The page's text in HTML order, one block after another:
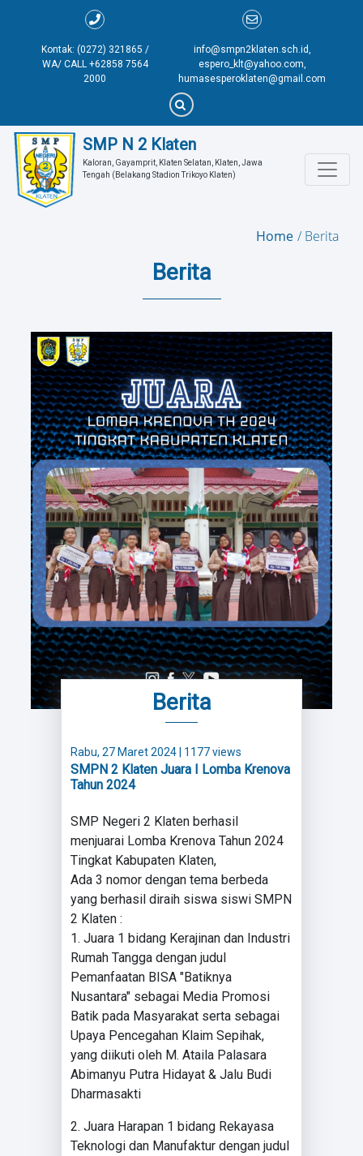
Kontak: (0272) 321865 /
WA/ CALL +62858 7564
2000
info@smpn2klaten.sch.id,
espero_klt@yahoo.com,
humasesperoklaten@gmail.com
SMP N 2 Klaten
Kaloran, Gayamprit, Klaten Selatan, Klaten, Jawa
Tengah (Belakang Stadion Trikoyo Klaten)
Home Berita
Berita
Berita
Rabu, 27 Maret 2024 | 1177 views
SMPN 2 Klaten Juara I Lomba Krenova
Tahun 2024
SMP Negeri 2 Klaten berhasil
menjuarai Lomba Krenova Tahun 2024
Tingkat Kabupaten Klaten,
Ada 3 nomor dengan tema berbeda
yang berhasil diraih siswa siswi SMPN
2 Klaten :
1. Juara 1 bidang Kerajinan dan Industri
Rumah Tangga dengan judul
Pemanfaatan BISA "Batiknya
Nusantara" sebagai Media Promosi
Batik pada Masyarakat serta sebagai
Upaya Pencegahan Klaim Sepihak,
yang diikuti oleh M. Ataila Palasara
Abimanyu Putra Hidayat & Jalu Budi
Dharmasakti
2. Juara Harapan 1 bidang Rekayasa
Teknologi dan Manufaktur dengan judul